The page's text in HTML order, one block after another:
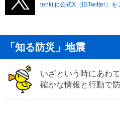
tenki.jp公式X（旧Twitter）を
「知る防災」地震
いざという時にあわ
確かな情報と行動で